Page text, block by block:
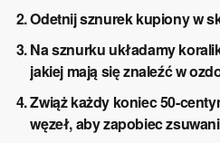
Odetnij sznurek kupiony w
Na sznurku układamy
jakiej mają się znaleźć w
Zwiąż każdy koniec 50-
węzeł, aby zapobiec